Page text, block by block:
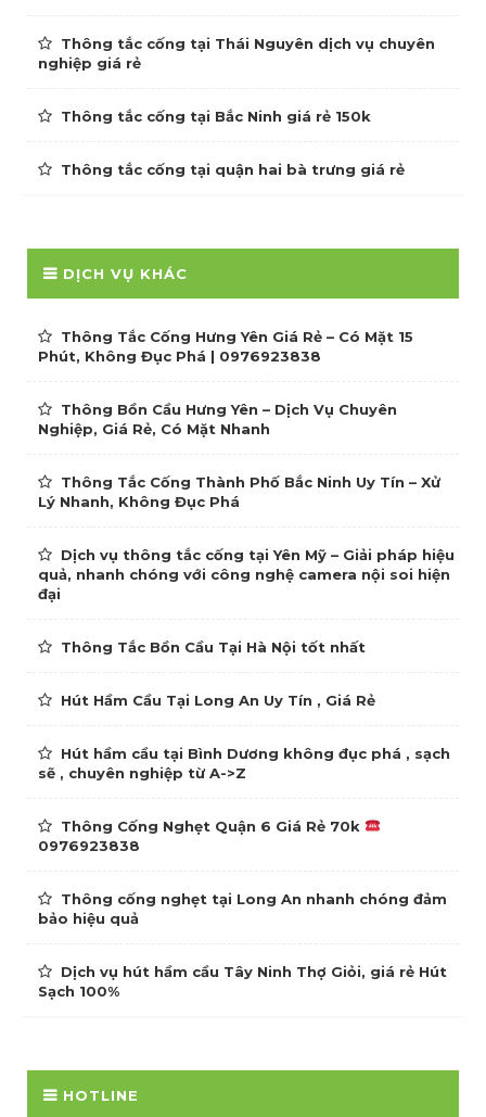
Thông tắc cống tại Thái Nguyên dịch vụ chuyên
nghiệp giá rẻ
Thông tắc cống tại Bắc Ninh giá rẻ 150k
Thông tắc cống tại quận hai bà trưng giá rẻ
DỊCH VỤ KHÁC
Thông Tắc Cống Hưng Yên Giá Rẻ – Có Mặt 15
Phút, Không Đục Phá | 0976923838
Thông Bồn Cầu Hưng Yên – Dịch Vụ Chuyên
Nghiệp, Giá Rẻ, Có Mặt Nhanh
Thông Tắc Cống Thành Phố Bắc Ninh Uy Tín – Xử
Lý Nhanh, Không Đục Phá
Dịch vụ thông tắc cống tại Yên Mỹ – Giải pháp hiệu
quả, nhanh chóng với công nghệ camera nội soi hiện
đại
Thông Tắc Bồn Cầu Tại Hà Nội tốt nhất
Hút Hầm Cầu Tại Long An Uy Tín , Giá Rẻ
Hút hầm cầu tại Bình Dương không đục phá , sạch
sẽ , chuyên nghiệp từ A->Z
Thông Cống Nghẹt Quận 6 Giá Rẻ 70k
0976923838
Thông cống nghẹt tại Long An nhanh chóng đảm
bảo hiệu quả
Dịch vụ hút hầm cầu Tây Ninh Thợ Giỏi, giá rẻ Hút
Sạch 100%
HOTLINE